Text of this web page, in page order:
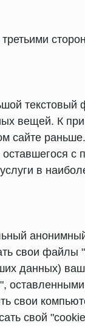
вещей. К
сайте
с
в
свои файлы
данных)
свои
свой